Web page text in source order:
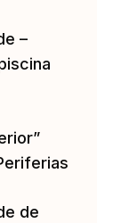
–
de